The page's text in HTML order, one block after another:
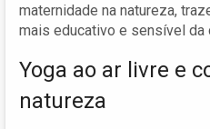
maternidade na natureza,
mais educativo e sensível da
Yoga ao ar livre e
natureza